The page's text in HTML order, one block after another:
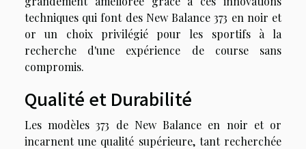
techniques qui font des New Balance 373 en noir et
or un choix privilégié pour les sportifs à la
recherche d'une expérience de course sans
compromis.
Qualité et Durabilité
Les modèles 373 de New Balance en noir et or
incarnent une qualité supérieure, tant recherchée